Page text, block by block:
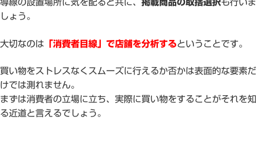
導線の設置場所に気を配ると共に、 掲載商品の取捨選択も行いま
しょう。
大切なのは 「消費者目線」で店舗を分析するということです。
買い物をストレスなくスムーズに行えるか否かは表面的な要素だ
けでは測れません。
まずは消費者の立場に立ち、実際に買い物をすることがそれを知
る近道と言えるでしょう。